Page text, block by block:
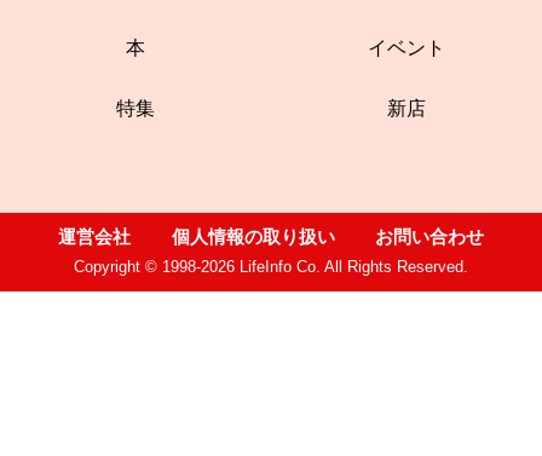
本 イベント
特集 新店
運営会社 個人情報の取り扱い お問い合わせ
Copyright © 1998-2026 LifeInfo Co. All Rights Reserved.